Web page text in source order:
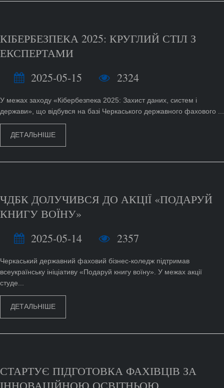
КІБЕРБЕЗПЕКА 2025: КРУГЛИЙ СТІЛ З
ЕКСПЕРТАМИ
2025-05-15
2324
У межах заходу «Кібербезпека 2025: Захист даних, систем і
держави», що відбувся на базі Черкаського державного фахового ...
ДЕТАЛЬНІШЕ
ЧДБК ДОЛУЧИВСЯ ДО АКЦІЇ «ПОДАРУЙ
КНИГУ ВОЇНУ»
2025-05-14
2357
Черкаський державний фаховий бізнес-коледж підтримав
всеукраїнську ініціативу «Подаруй книгу воїну». У межах акції
студе...
ДЕТАЛЬНІШЕ
СТАРТУЄ ПІДГОТОВКА ФАХІВЦІВ ЗА